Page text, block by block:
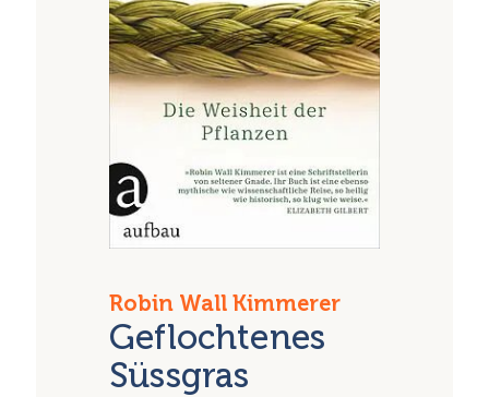
Robin Wall Kimmerer
Geflochtenes
Süssgras